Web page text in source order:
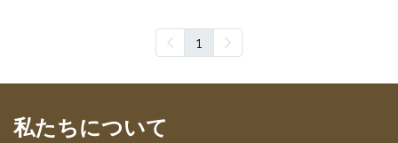
1
私たちについて